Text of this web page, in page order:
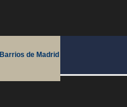
Barrios de Madrid